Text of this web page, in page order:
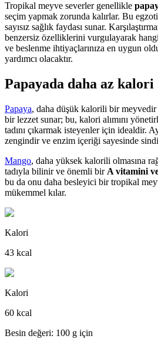
Tropikal meyve severler genellikle
seçim yapmak zorunda kalırlar. Bu
sayısız sağlık faydası sunar.
benzersiz özelliklerini vurgulayarak
ve beslenme ihtiyaçlarınıza en uygun
yardımcı olacaktır.
Papayada daha az kalori
Papaya, daha düşük kalorili bir meyvedir
bir lezzet sunar; bu, kalori alımını
tadını çıkarmak isteyenler için idealdir.
zengindir ve enzim içeriği sayesinde
Mango, daha yüksek kalorili olmasına
tadıyla bilinir ve önemli bir A vitamini
bu da onu daha besleyici bir tropikal
mükemmel kılar.
Kalori
43 kcal
Kalori
60 kcal
Besin değeri: 100 g için